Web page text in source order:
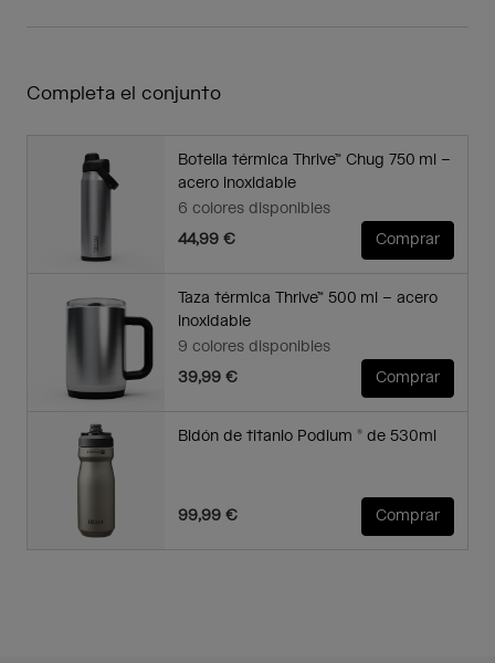
Completa el conjunto
Botella térmica Thrive™ Chug 750 ml –
acero inoxidable
6 colores disponibles
44,99 €
Comprar
Taza térmica Thrive™ 500 ml – acero
inoxidable
9 colores disponibles
39,99 €
Comprar
Bidón de titanio Podium ® de 530ml
99,99 € Comprar